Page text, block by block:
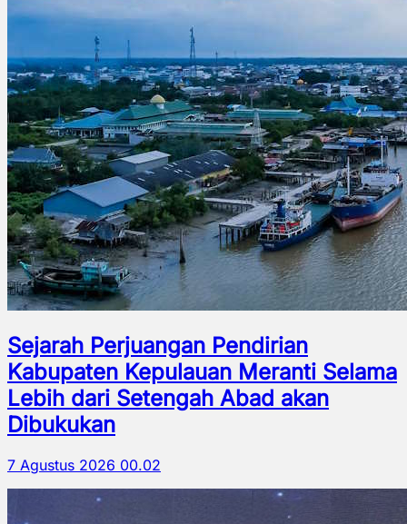
Sejarah Perjuangan Pendirian
Kabupaten Kepulauan Meranti Selama
Lebih dari Setengah Abad akan
Dibukukan
7 Agustus 2026 00.02